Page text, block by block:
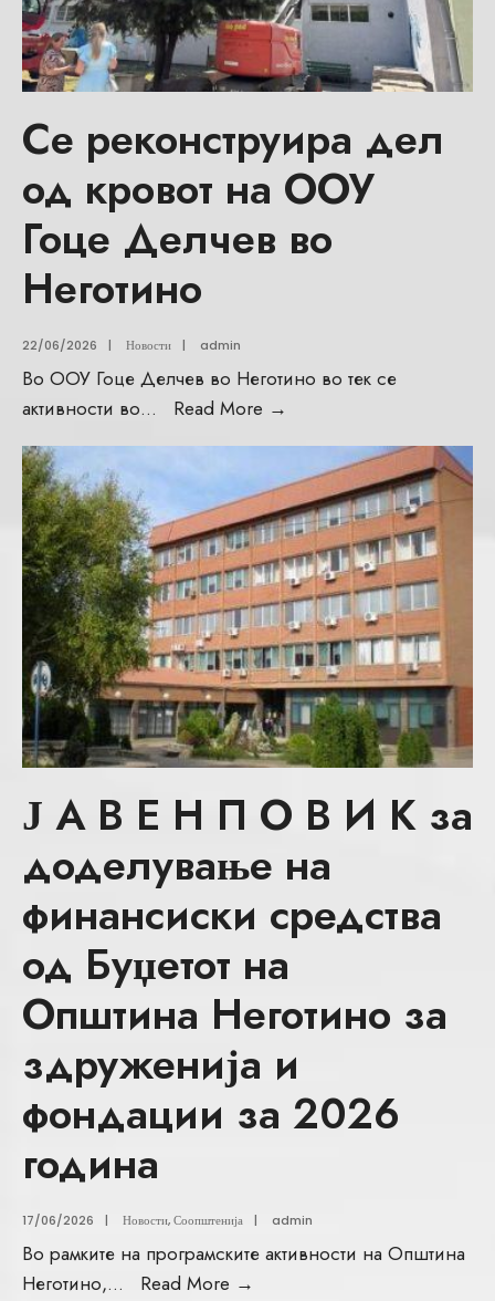
Се реконструира дел
од кровот на ООУ
Гоце Делчев во
Неготино
22/06/2026 | Новости | admin
Во ООУ Гоце Делчев во Неготино во тек се
активности во... Read More →
Ј А В Е Н П О В И К за
доделување на
финансиски средства
од Буџетот на
Општина Неготино за
здруженија и
фондации за 2026
година
17/06/2026 | Новости,Соопштенија | admin
Во рамките на програмските активности на Општина
Неготино,... Read More →